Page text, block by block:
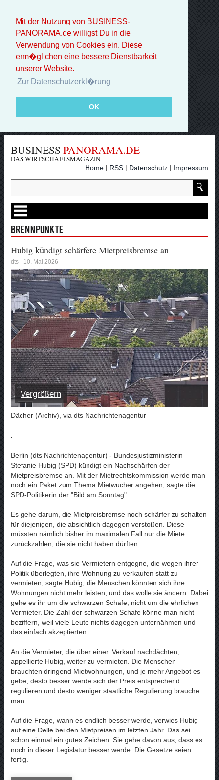
Mit der Nutzung von BUSINESS-
PANORAMA.de willigst Du in die
Verwendung von Cookies ein. Diese
erm�glichen eine bessere Dienstbarkeit
unserer Website.
Zur Datenschutzerkl�rung
OK
BUSINESS PANORAMA.DE
DAS WIRTSCHAFTSMAGAZIN
Home | RSS | Datenschutz | Impressum
Brennpunkte
Hubig kündigt schärfere Mietpreisbremse an
dts - 10. Mai 2026
Vergrößern
Dächer (Archiv), via dts Nachrichtenagentur
.
Berlin (dts Nachrichtenagentur) - Bundesjustizministerin
Stefanie Hubig (SPD) kündigt ein Nachschärfen der
Mietpreisbremse an. Mit der Mietrechtskommission werde man
noch ein Paket zum Thema Mietwucher angehen, sagte die
SPD-Politikerin der "Bild am Sonntag".
Es gehe darum, die Mietpreisbremse noch schärfer zu schalten
für diejenigen, die absichtlich dagegen verstoßen. Diese
müssten nämlich bisher im maximalen Fall nur die Miete
zurückzahlen, die sie nicht haben dürften.
Auf die Frage, was sie Vermietern entgegne, die wegen ihrer
Politik überlegten, ihre Wohnung zu verkaufen statt zu
vermieten, sagte Hubig, die Menschen könnten sich ihre
Wohnungen nicht mehr leisten, und das wolle sie ändern. Dabei
gehe es ihr um die schwarzen Schafe, nicht um die ehrlichen
Vermieter. Die Zahl der schwarzen Schafe könne man nicht
beziffern, weil viele Leute nichts dagegen unternähmen und
das einfach akzeptierten.
An die Vermieter, die über einen Verkauf nachdächten,
appellierte Hubig, weiter zu vermieten. Die Menschen
brauchten dringend Mietwohnungen, und je mehr Angebot es
gebe, desto besser werde sich der Preis entsprechend
regulieren und desto weniger staatliche Regulierung brauche
man.
Auf die Frage, wann es endlich besser werde, verwies Hubig
auf eine Delle bei den Mietpreisen im letzten Jahr. Das sei
schon einmal ein gutes Zeichen. Sie gehe davon aus, dass es
noch in dieser Legislatur besser werde. Die Gesetze seien
fertig.